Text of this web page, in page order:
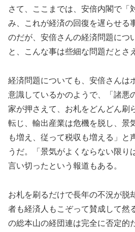
さて、ここまでは、安倍内閣で「
み、これが経済の回復を遅らせる
のだが、安倍さんの経済問題につ
と、こんな事は些細な問題だとさ
経済問題についても、安倍さんは
意識しているかのようで、「諸悪
家が押さえて、お札をどんどん刷
転じ、輸出産業は危機を脱し、景
も増え、従って税収も増える」と
うだ。「景気がよくならない限り
言い切ったという報道もある。
お札を刷るだけで長年の不況が脱
者も経済人もこぞって賛成して然
の総本山の経団連は完全に否定的